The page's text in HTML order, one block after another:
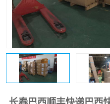
新能源电池出口物流